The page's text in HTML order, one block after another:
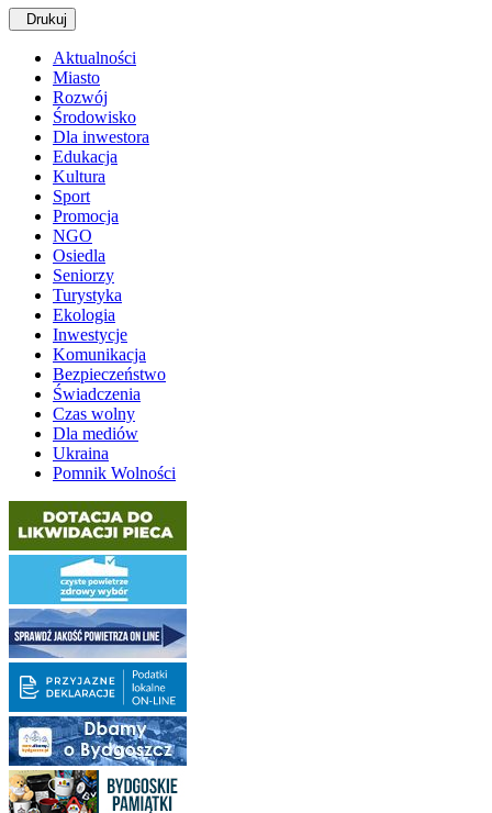
Drukuj
Aktualności
Miasto
Rozwój
Środowisko
Dla inwestora
Edukacja
Kultura
Sport
Promocja
NGO
Osiedla
Seniorzy
Turystyka
Ekologia
Inwestycje
Komunikacja
Bezpieczeństwo
Świadczenia
Czas wolny
Dla mediów
Ukraina
Pomnik Wolności